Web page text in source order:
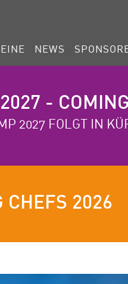
NEWS
-
2027 FOLGT IN
CHEFS 2026